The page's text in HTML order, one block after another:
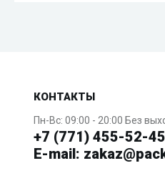
КОНТАКТЫ
Пн-Вс: 09:00 - 20:00 Без
+7 (771) 455-52-
E-mail: